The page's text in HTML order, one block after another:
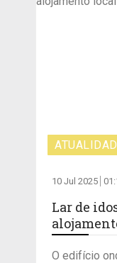
10 Jul 2025
Lar de
O edifício